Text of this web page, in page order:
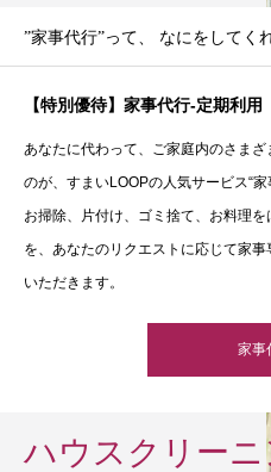
”家事代行”って、 なにをしてく
【特別優待】家事代行-定期利用
あなたに代わって、ご家庭内のさま
のが、すまいLOOPの人気サービス“家
お掃除、片付け、ゴミ捨て、お料理
を、あなたのリクエストに応じて家
いただきます。
家事
ハウスクリー